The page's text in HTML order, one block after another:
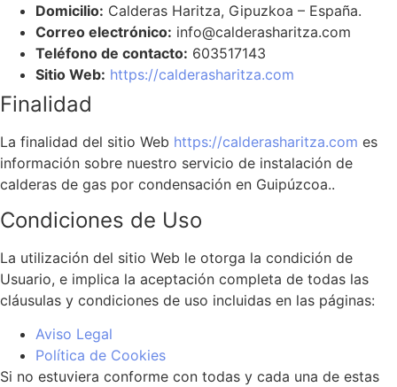
Domicilio: Calderas Haritza, Gipuzkoa – España.
Correo electrónico: info@calderasharitza.com
Teléfono de contacto: 603517143
Sitio Web: https://calderasharitza.com
Finalidad
La finalidad del sitio Web https://calderasharitza.com es
información sobre nuestro servicio de instalación de
calderas de gas por condensación en Guipúzcoa..
Condiciones de Uso
La utilización del sitio Web le otorga la condición de
Usuario, e implica la aceptación completa de todas las
cláusulas y condiciones de uso incluidas en las páginas:
Aviso Legal
Política de Cookies
Si no estuviera conforme con todas y cada una de estas